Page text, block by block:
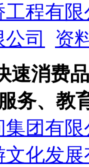
程有限
司
资
速消费
务、教
团有限
文化发